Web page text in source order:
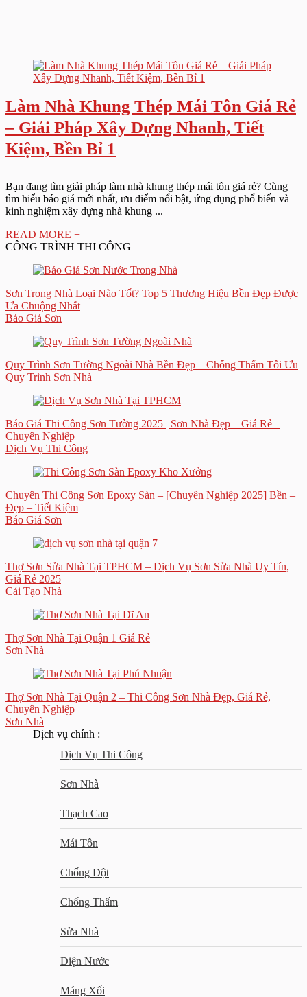
Làm Nhà Khung Thép Mái Tôn Giá Rẻ
– Giải Pháp Xây Dựng Nhanh, Tiết
Kiệm, Bền Bỉ 1
Bạn đang tìm giải pháp làm nhà khung thép mái tôn giá rẻ? Cùng
tìm hiểu báo giá mới nhất, ưu điểm nổi bật, ứng dụng phổ biến và
kinh nghiệm xây dựng nhà khung ...
READ MORE +
CÔNG TRÌNH THI CÔNG
Sơn Trong Nhà Loại Nào Tốt? Top 5 Thương Hiệu Bền Đẹp Được
Ưa Chuộng Nhất
Báo Giá Sơn
Quy Trình Sơn Tường Ngoài Nhà Bền Đẹp – Chống Thấm Tối Ưu
Quy Trình Sơn Nhà
Báo Giá Thi Công Sơn Tường 2025 | Sơn Nhà Đẹp – Giá Rẻ –
Chuyên Nghiệp
Dịch Vụ Thi Công
Chuyên Thi Công Sơn Epoxy Sàn – [Chuyên Nghiệp 2025] Bền –
Đẹp – Tiết Kiệm
Báo Giá Sơn
Thợ Sơn Sửa Nhà Tại TPHCM – Dịch Vụ Sơn Sửa Nhà Uy Tín,
Giá Rẻ 2025
Cải Tạo Nhà
Thợ Sơn Nhà Tại Quận 1 Giá Rẻ
Sơn Nhà
Thợ Sơn Nhà Tại Quận 2 – Thi Công Sơn Nhà Đẹp, Giá Rẻ,
Chuyên Nghiệp
Sơn Nhà
Dịch vụ chính :
Dịch Vụ Thi Công
Sơn Nhà
Thạch Cao
Mái Tôn
Chống Dột
Chống Thấm
Sửa Nhà
Điện Nước
Máng Xối